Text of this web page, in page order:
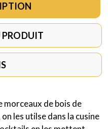
PRODUIT
morceaux de bois de
les utilse dans la cusine